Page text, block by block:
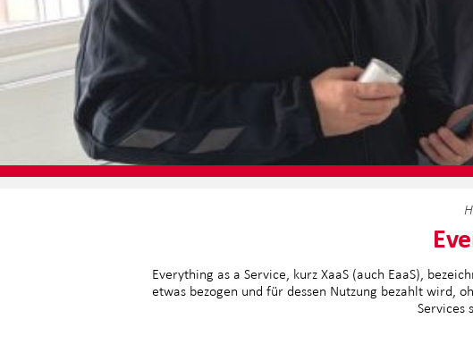
Everything as a Service, kurz XaaS (auch EaaS),
etwas bezogen und für dessen Nutzung bezahlt wird,
Services